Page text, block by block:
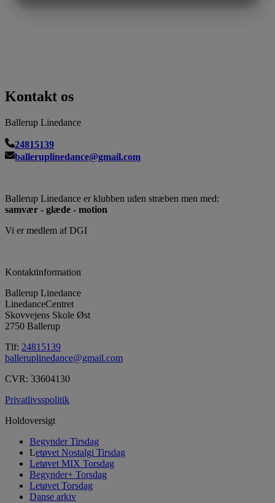
Kontakt os
Ballerup Linedance
24815139
balleruplinedance@gmail.com
Ballerup Linedance er klubben uden stræben men med:
samvær - glæde - motion
Vi er medlem af DGI
Kontaktinformation
Ballerup Linedance
LinedanceCentret
Skovvejens Skole Øst
2750 Ballerup
Tlf: 24815139
balleruplinedance@gmail.com
CVR: 33604130
Privatlivsspolitik
Holdoversigt
Begynder Tirsdag
Letøvet Nostalgi Tirsdag
Letøvet MIX Torsdag
Begynder+ Torsdag
Letøvet Torsdag
Danse arkiv